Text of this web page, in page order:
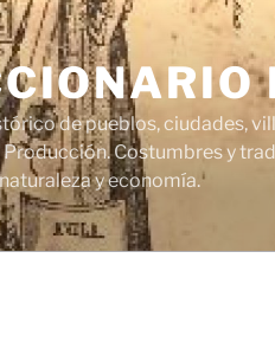
de pueblos, ciudades,
Costumbres y
y economía.